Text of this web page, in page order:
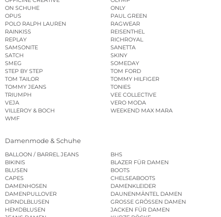
ON SCHUHE
ONLY
OPUS
PAUL GREEN
POLO RALPH LAUREN
RAGWEAR
RAINKISS
REISENTHEL
REPLAY
RICHROYAL
SAMSONITE
SANETTA
SATCH
SKINY
SMEG
SOMEDAY
STEP BY STEP
TOM FORD
TOM TAILOR
TOMMY HILFIGER
TOMMY JEANS
TONIES
TRIUMPH
VEE COLLECTIVE
VEJA
VERO MODA
VILLEROY & BOCH
WEEKEND MAX MARA
WMF
Damenmode & Schuhe
BALLOON / BARREL JEANS
BHS
BIKINIS
BLAZER FÜR DAMEN
BLUSEN
BOOTS
CAPES
CHELSEABOOTS
DAMENHOSEN
DAMENKLEIDER
DAMENPULLOVER
DAUNENMÄNTEL DAMEN
DIRNDLBLUSEN
GROSSE GRÖSSEN DAMEN
HEMDBLUSEN
JACKEN FÜR DAMEN